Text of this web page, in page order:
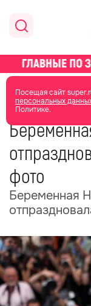
Посещая сайт
персональных
Политике.
главная
22 июня
фото
Беременная